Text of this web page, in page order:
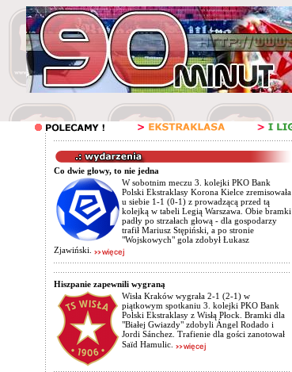
Co dwie głowy, to nie jedna
W sobotnim meczu 3. kolejki PKO Bank
Polski Ekstraklasy Korona Kielce zremisowała
u siebie 1-1 (0-1) z prowadzącą przed tą
kolejką w tabeli Legią Warszawa. Obie bramki
padły po strzałach głową - dla gospodarzy
trafił Mariusz Stępiński, a po stronie
"Wojskowych" gola zdobył Łukasz
Zjawiński.
Hiszpanie zapewnili wygraną
Wisła Kraków wygrała 2-1 (2-1) w
piątkowym spotkaniu 3. kolejki PKO Bank
Polski Ekstraklasy z Wisłą Płock. Bramki dla
"Białej Gwiazdy" zdobyli Ángel Rodado i
Jordi Sánchez. Trafienie dla gości zanotował
Saïd Hamulic.